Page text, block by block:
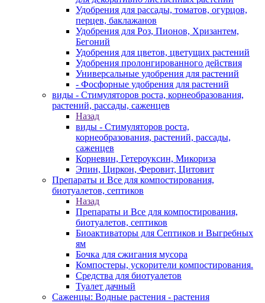
Удобрения для рассады, томатов, огурцов,
перцев, баклажанов
Удобрения для Роз, Пионов, Хризантем,
Бегоний
Удобрения для цветов, цветущих растений
Удобрения пролонгированного действия
Универсальные удобрения для растений
- Фосфорные удобрения для растений
виды - Стимуляторов роста, корнеобразования,
растений, рассады, саженцев
Назад
виды - Стимуляторов роста,
корнеобразования, растений, рассады,
саженцев
Корневин, Гетероуксин, Микориза
Эпин, Циркон, Феровит, Цитовит
Препараты и Все для компостирования,
биотуалетов, септиков
Назад
Препараты и Все для компостирования,
биотуалетов, септиков
Биоактиваторы для Септиков и Выгребных
ям
Бочка для сжигания мусора
Компостеры, ускорители компостирования.
Средства для биотуалетов
Туалет дачный
Саженцы: Водные растения - растения